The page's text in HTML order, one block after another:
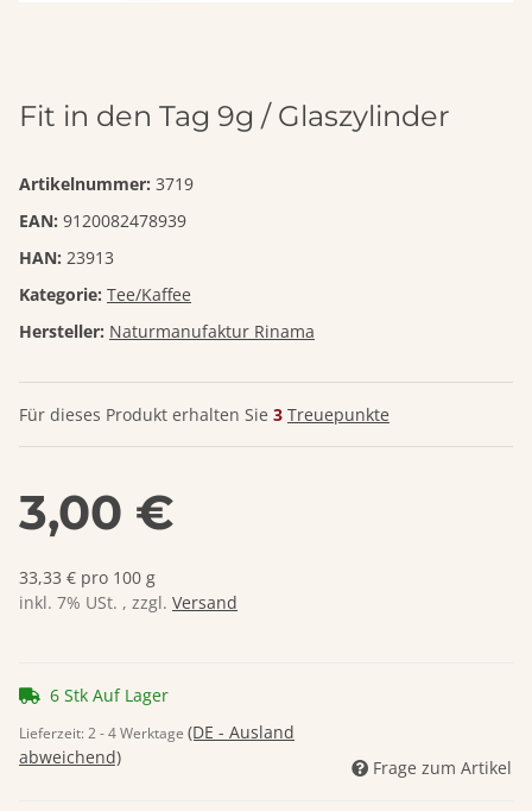
Fit in den Tag 9g / Glaszylinder
Artikelnummer: 3719
EAN: 9120082478939
HAN: 23913
Kategorie: Tee/Kaffee
Hersteller: Naturmanufaktur Rinama
Für dieses Produkt erhalten Sie 3 Treuepunkte
3,00 €
33,33 € pro 100 g
inkl. 7% USt. , zzgl. Versand
6 Stk Auf Lager
Lieferzeit: 2 - 4 Werktage (DE - Ausland
abweichend)
Frage zum Artikel